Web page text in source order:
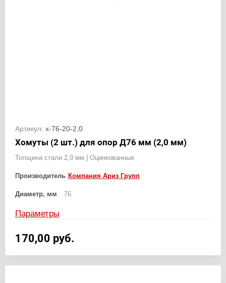
Артикул: х-76-20-2,0
Хомуты (2 шт.) для опор Д76 мм (2,0 мм)
Толщина стали 2,0 мм | Оцинкованные
Производитель Компания Ариз Групп
Диаметр, мм 76
Параметры
170,00 руб.